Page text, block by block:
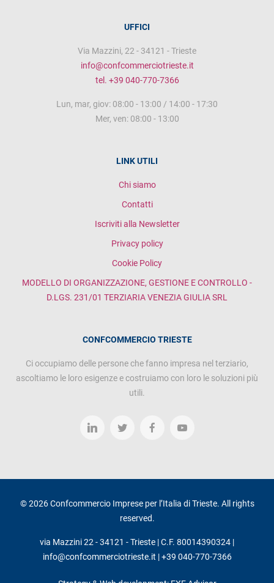
UFFICI
Via Mazzini, 22 - 34121 - Trieste
info@confcommerciotrieste.it
tel. +39 040-770-7366
Lun, mar, giov: 08:00 - 13:00 / 14:00 - 17:30
Mer, ven: 08:00 - 13:00
LINK UTILI
Chi siamo
Contatti
Iscriviti alla Newsletter
Privacy policy
Cookie Policy
MODELLO DI ORGANIZZAZIONE, GESTIONE E CONTROLLO -
D.LGS. 231/01 TERZIARIA VENEZIA GIULIA SRL
CONFCOMMERCIO TRIESTE
Ci occupiamo delle persone che fanno impresa nel terziario,
ascoltiamo le loro esigenze e costruiamo con loro le soluzioni più
utili.
© 2026 Confcommercio Imprese per l’Italia di Trieste. All rights
reserved.
via Mazzini 22 - 34121 - Trieste | C.F. 80014390324 |
info@confcommerciotrieste.it |+39 040-770-7366